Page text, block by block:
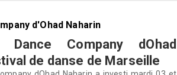
d'Ohad Naharin
Company dOhad
de danse de Marseille